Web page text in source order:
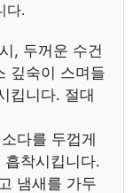
다.
, 두꺼운 수건
깊숙이 스며들
킵니다. 절대
다를 두껍게
착시킵니다.
냄새를 가두